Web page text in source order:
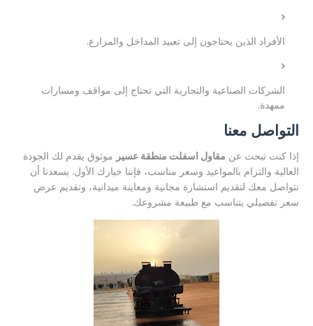
الأفراد الذين يحتاجون إلى تعبيد المداخل والمزارع.
الشركات الصناعية والتجارية التي تحتاج إلى مواقف ومسارات
ممهدة.
التواصل معنا
إذا كنت تبحث عن مقاول اسفلت منطقة عسير موثوق يقدم لك الجودة
العالية والتزام بالمواعيد وسعر مناسب، فإننا خيارك الأول. يسعدنا أن
نتواصل معك لتقديم استشارة مجانية ومعاينة ميدانية، وتقديم عرض
سعر تفصيلي يتناسب مع طبيعة مشروعك.